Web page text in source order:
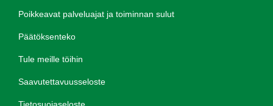
Poikkeavat palveluajat ja toiminnan sulut
Päätöksenteko
Tule meille töihin
Saavutettavuusseloste